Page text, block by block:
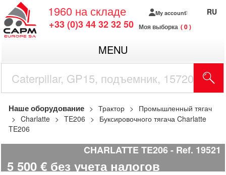
1960 на складе
+33 (0)3 44 32 32 50
My account
Моя выборка 0
RU
MENU
Наше оборудование Трактор
Промышленный тягач
Charlatte
TE206
Буксировочного тягача Charlatte
TE206
CHARLATTE TE206 Ref. 19521
5 500 € без учета налогов